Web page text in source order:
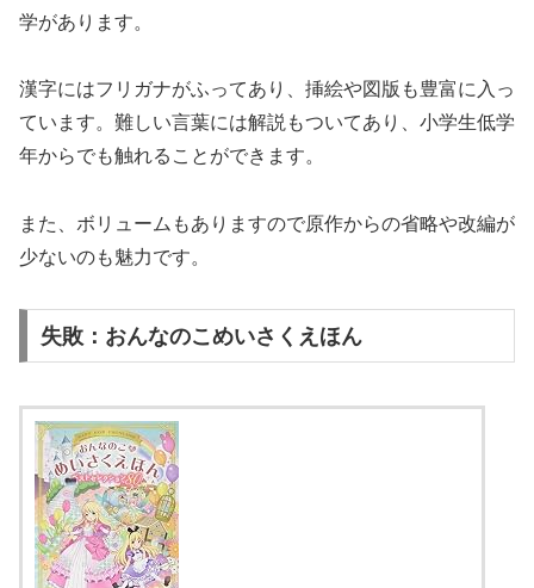
学があります。
漢字にはフリガナがふってあり、挿絵や図版も豊富に入っ
ています。難しい言葉には解説もついてあり、小学生低学
年からでも触れることができます。
また、ボリュームもありますので原作からの省略や改編が
少ないのも魅力です。
失敗：おんなのこめいさくえほん